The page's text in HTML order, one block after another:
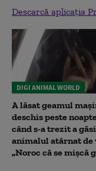
Descarcă aplicația
DIGI ANIMAL WORLD
A lăsat geamul
deschis peste
când s-a trezit a
animalul atârnat de
„Noroc că se mișcă